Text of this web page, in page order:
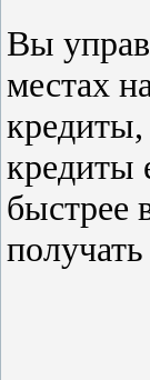
Вы
местах
кредиты,
кредиты
быстрее